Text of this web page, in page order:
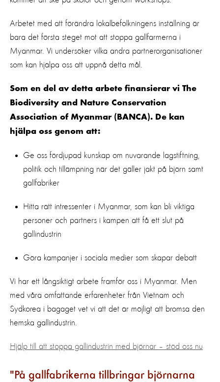
Arbetet med att förändra lokalbefolkningens inställning är
bara det första steget mot att stoppa gallfarmerna i
Myanmar. Vi undersöker vilka andra partnerorganisationer
som kan hjälpa oss att uppnå detta mål.
Som en del av detta arbete finansierar vi The
Biodiversity and Nature Conservation
Association of Myanmar (BANCA). De kan
hjälpa oss genom att:
Ge oss fördjupad kunskap om nuvarande lagstiftning,
politik och tillämpning när det gäller jakt på björn samt
gallfabriker
Hitta rätt intressenter i Myanmar, som kan bli viktiga
personer och partners i kampen att få ett slut på
gallindustrin
Göra kampanjer i sociala medier som skapar debatt
Vi har ett långsiktigt arbete framför oss i Myanmar. Men
med våra omfattande erfarenheter från Vietnam och
Sydkorea i bagaget vet vi att det är möjligt att bromsa den
hemska gallindustrin.
Hjälp till att stoppa gallindustrin med björnar – stöd oss nu
På gallfabrikerna tillbringar björnarna